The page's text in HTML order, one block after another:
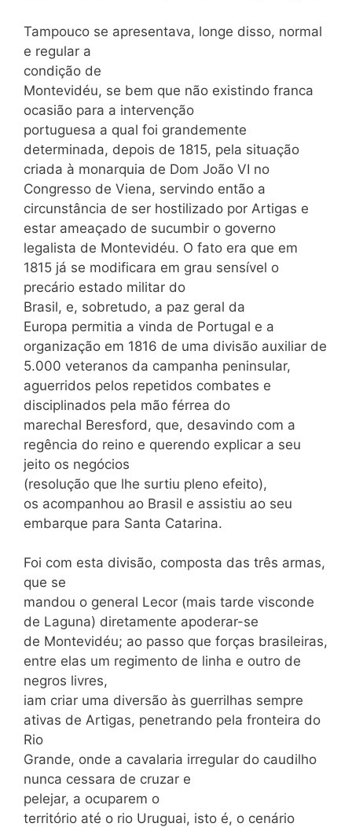
Tampouco se apresentava, longe disso, normal
e regular a
condição de
Montevidéu, se bem que não existindo franca
ocasião para a intervenção
portuguesa a qual foi grandemente
determinada, depois de 1815, pela situação
criada à monarquia de Dom João VI no
Congresso de Viena, servindo então a
circunstância de ser hostilizado por Artigas e
estar ameaçado de sucumbir o governo
legalista de Montevidéu. O fato era que em
1815 já se modificara em grau sensível o
precário estado militar do
Brasil, e, sobretudo, a paz geral da
Europa permitia a vinda de Portugal e a
organização em 1816 de uma divisão auxiliar de
5.000 veteranos da campanha peninsular,
aguerridos pelos repetidos combates e
disciplinados pela mão férrea do
marechal Beresford, que, desavindo com a
regência do reino e querendo explicar a seu
jeito os negócios
(resolução que lhe surtiu pleno efeito),
os acompanhou ao Brasil e assistiu ao seu
embarque para Santa Catarina.
Foi com esta divisão, composta das três armas,
que se
mandou o general Lecor (mais tarde visconde
de Laguna) diretamente apoderar-se
de Montevidéu; ao passo que forças brasileiras,
entre elas um regimento de linha e outro de
negros livres,
iam criar uma diversão às guerrilhas sempre
ativas de Artigas, penetrando pela fronteira do
Rio
Grande, onde a cavalaria irregular do caudilho
nunca cessara de cruzar e
pelejar, a ocuparem o
território até o rio Uruguai, isto é, o cenário